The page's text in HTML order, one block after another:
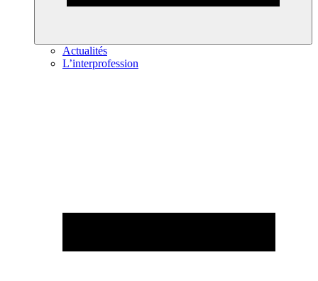
Actualités
L’interprofession